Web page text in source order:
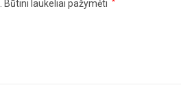
Būtini laukeliai pažymėti *